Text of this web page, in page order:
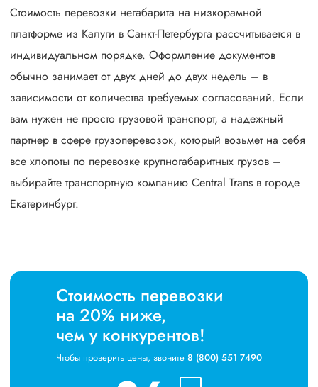
Стоимость перевозки негабарита на низкорамной
платформе из Калуги в Санкт-Петербурга рассчитывается в
индивидуальном порядке. Оформление документов
обычно занимает от двух дней до двух недель – в
зависимости от количества требуемых согласований. Если
вам нужен не просто грузовой транспорт, а надежный
партнер в сфере грузоперевозок, который возьмет на себя
все хлопоты по перевозке крупногабаритных грузов –
выбирайте транспортную компанию Central Trans в городе
Екатеринбург.
Стоимость перевозки
на 20% ниже,
чем у конкурентов!
Чтобы проверить цены, звоните 8 (800) 551 7490